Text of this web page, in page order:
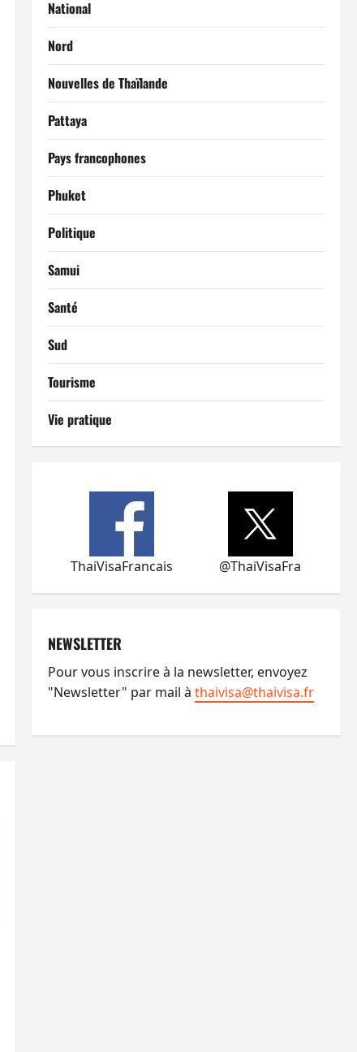
National
Nord
Nouvelles de Thaïlande
Pattaya
Pays francophones
Phuket
Politique
Samui
Santé
Sud
Tourisme
Vie pratique
ThaiVisaFrancais @ThaiVisaFra
NEWSLETTER
Pour vous inscrire à la newsletter, envoyez
"Newsletter" par mail à thaivisa@thaivisa.fr